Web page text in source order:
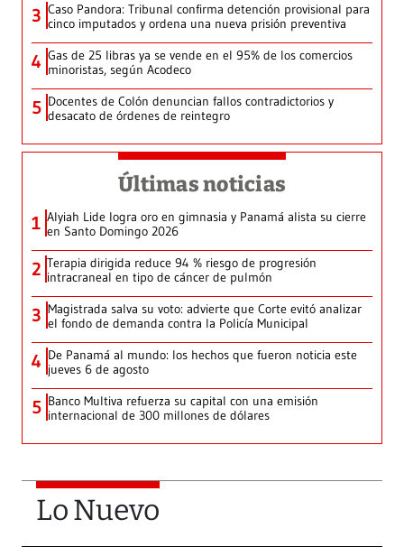
3 Caso Pandora: Tribunal confirma detención provisional para
cinco imputados y ordena una nueva prisión preventiva
4 Gas de 25 libras ya se vende en el 95% de los comercios
minoristas, según Acodeco
5 Docentes de Colón denuncian fallos contradictorios y
desacato de órdenes de reintegro
Últimas noticias
1 Alyiah Lide logra oro en gimnasia y Panamá alista su cierre
en Santo Domingo 2026
2 Terapia dirigida reduce 94 % riesgo de progresión
intracraneal en tipo de cáncer de pulmón
3 Magistrada salva su voto: advierte que Corte evitó analizar
el fondo de demanda contra la Policía Municipal
4 De Panamá al mundo: los hechos que fueron noticia este
jueves 6 de agosto
5 Banco Multiva refuerza su capital con una emisión
internacional de 300 millones de dólares
Lo Nuevo